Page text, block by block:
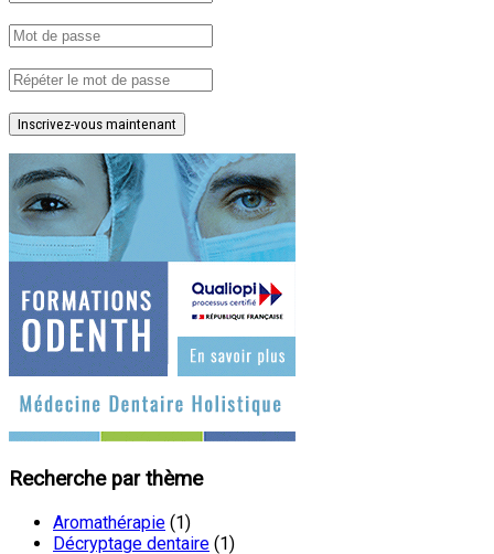
Inscrivez-vous maintenant
Recherche par thème
Aromathérapie (1)
Décryptage dentaire (1)